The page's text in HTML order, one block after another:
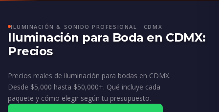
ILUMINACIÓN & SONIDO PROFESIONAL · CDMX
Iluminación para Boda en CDMX:
Precios
Precios reales de iluminación para bodas en CDMX.
Desde $5,000 hasta $50,000+. Qué incluye cada
paquete y cómo elegir según tu presupuesto.